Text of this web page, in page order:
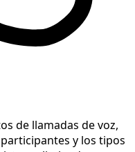
de llamadas de voz,
y los tipos